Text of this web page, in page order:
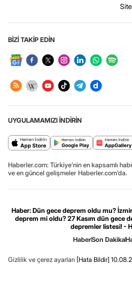
BİZİ TAKİP EDİN
UYGULAMAMIZI İNDİRİN
Haberler.com: Türkiye’nin en kapsamlı
ve en güncel gelişmeler Haberler.com’da.
Haber: Dün gece deprem oldu mu?
deprem mi oldu? 27 Kasım dün gece
depremler listesi! -
HaberSon Dakika
Gizlilik ve çerez ayarları [Hata Bildir]